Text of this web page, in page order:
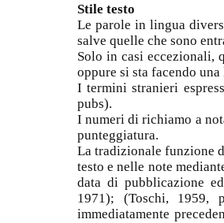
Stile testo
Le parole in lingua
salve quelle che sono
Solo in casi eccezionali,
oppure si sta facendo
I termini stranieri
pubs).
I numeri di richiamo a
punteggiatura.
La tradizionale funzione
testo e nelle note
data di pubblicazione
1971); (Toschi, 1959,
immediatamente